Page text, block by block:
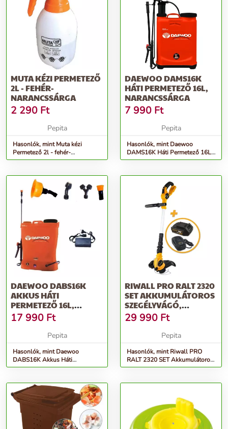
MUTA KÉZI PERMETEZŐ
2L - FEHÉR-
NARANCSSÁRGA
2 290 Ft
Pepita
Hasonlók, mint Muta kézi
Permetező 2l - fehér-
narancssárga
DAEWOO DAMS16K
HÁTI PERMETEZŐ 16L,
NARANCSSÁRGA
7 990 Ft
Pepita
Hasonlók, mint Daewoo
DAMS16K Háti Permetező 16L,
Narancssárga
DAEWOO DABS16K
AKKUS HÁTI
PERMETEZŐ 16L,
NARANCSSÁRGA
17 990 Ft
Pepita
Hasonlók, mint Daewoo
DABS16K Akkus Háti
Permetező 16L, Narancssárga
RIWALL PRO RALT 2320
SET AKKUMULÁTOROS
SZEGÉLYVÁGÓ,
NARANCSSÁRGA-
FEKETE
29 990 Ft
Pepita
Hasonlók, mint Riwall PRO
RALT 2320 SET Akkumulátoros
Szegélyvágó, Narancssárga-